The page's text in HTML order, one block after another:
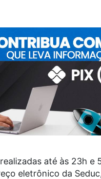
até às 23h e
eletrônico da